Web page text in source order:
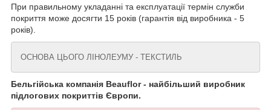
При правильному укладанні та експлуатації термін служби
покриття може досягти 15 років (гарантія від виробника - 5
років).
ОСНОВА ЦЬОГО ЛІНОЛЕУМУ - ТЕКСТИЛЬ
Бельгійська компанія Beauflor - найбільший виробник
підлогових покриттів Європи.